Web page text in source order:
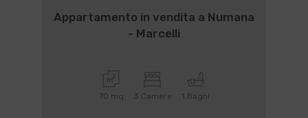
Appartamento in vendita a Numana
- Marcelli
70 mq 3 Camere 1 Bagni